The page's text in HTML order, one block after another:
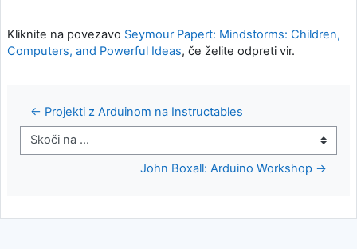
Kliknite na povezavo Seymour Papert: Mindstorms: Children,
Computers, and Powerful Ideas, če želite odpreti vir.
← Projekti z Arduinom na Instructables
Skoči na ...
John Boxall: Arduino Workshop →